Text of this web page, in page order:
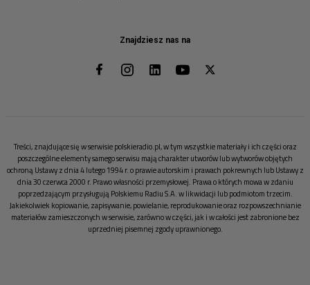
Znajdziesz nas na
Treści, znajdujące się w serwisie polskieradio.pl, w tym wszystkie materiały i ich części oraz
poszczególne elementy samego serwisu mają charakter utworów lub wytworów objętych
ochroną Ustawy z dnia 4 lutego 1994 r. o prawie autorskim i prawach pokrewnych lub Ustawy z
dnia 30 czerwca 2000 r. Prawo własności przemysłowej. Prawa o których mowa w zdaniu
poprzedzającym przysługują Polskiemu Radiu S.A. w likwidacji lub podmiotom trzecim.
Jakiekolwiek kopiowanie, zapisywanie, powielanie, reprodukowanie oraz rozpowszechnianie
materiałów zamieszczonych w serwisie, zarówno w części, jak i w całości jest zabronione bez
uprzedniej pisemnej zgody uprawnionego.